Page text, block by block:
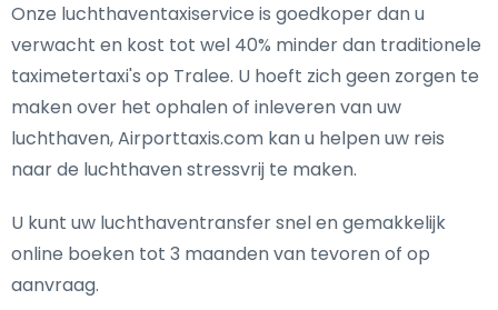
Onze luchthaventaxiservice is goedkoper dan u
verwacht en kost tot wel 40% minder dan traditionele
taximetertaxi's op Tralee. U hoeft zich geen zorgen te
maken over het ophalen of inleveren van uw
luchthaven, Airporttaxis.com kan u helpen uw reis
naar de luchthaven stressvrij te maken.
U kunt uw luchthaventransfer snel en gemakkelijk
online boeken tot 3 maanden van tevoren of op
aanvraag.